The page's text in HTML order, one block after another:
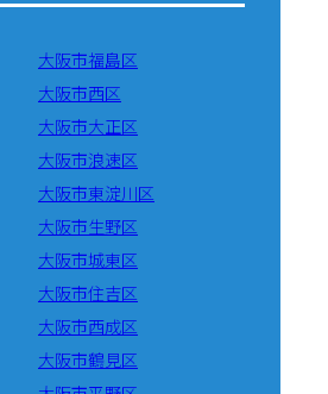
大阪市福島区
大阪市西区
大阪市大正区
大阪市浪速区
大阪市東淀川区
大阪市生野区
大阪市城東区
大阪市住吉区
大阪市西成区
大阪市鶴見区